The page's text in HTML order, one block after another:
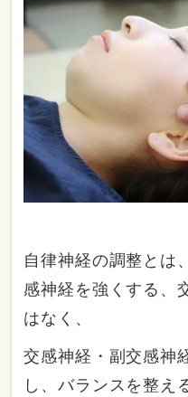
自律神経の調整とは
感神経を強くする、
はなく、
交感神経・副交感神
し、バランスを整え